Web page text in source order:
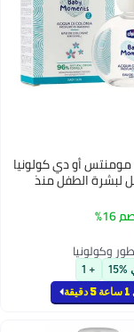
أو دي كولونيا
لبشرة الطفل منذ
مل
16%
يوم
+ 1
1 ساعة 5 دقيقة